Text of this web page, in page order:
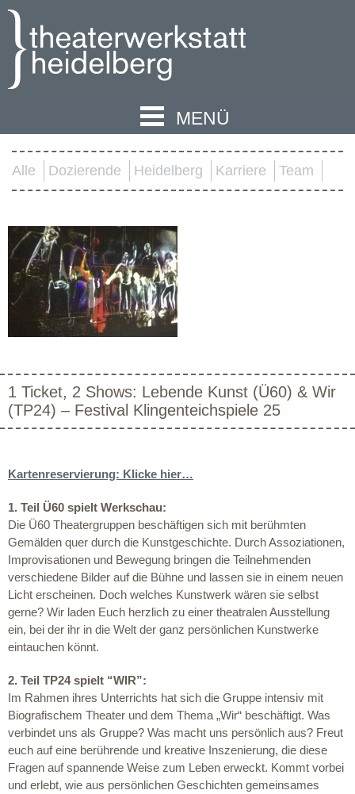
MENÜ
Alle Dozierende Heidelberg Karriere Team
1 Ticket, 2 Shows: Lebende Kunst (Ü60) & Wir
(TP24) – Festival Klingenteichspiele 25
Kartenreservierung: Klicke hier…
1. Teil Ü60 spielt Werkschau:
Die Ü60 Theatergruppen beschäftigen sich mit berühmten
Gemälden quer durch die Kunstgeschichte. Durch Assoziationen,
Improvisationen und Bewegung bringen die Teilnehmenden
verschiedene Bilder auf die Bühne und lassen sie in einem neuen
Licht erscheinen. Doch welches Kunstwerk wären sie selbst
gerne? Wir laden Euch herzlich zu einer theatralen Ausstellung
ein, bei der ihr in die Welt der ganz persönlichen Kunstwerke
eintauchen könnt.
2. Teil TP24 spielt “WIR”:
Im Rahmen ihres Unterrichts hat sich die Gruppe intensiv mit
Biografischem Theater und dem Thema „Wir“ beschäftigt. Was
verbindet uns als Gruppe? Was macht uns persönlich aus? Freut
euch auf eine berührende und kreative Inszenierung, die diese
Fragen auf spannende Weise zum Leben erweckt. Kommt vorbei
und erlebt, wie aus persönlichen Geschichten gemeinsames